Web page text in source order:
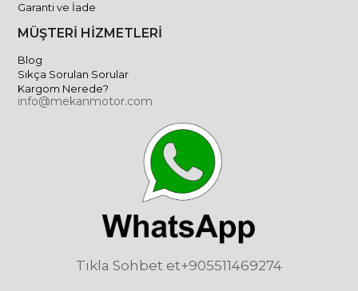
Garanti ve İade
MÜŞTERİ HİZMETLERİ
Blog
Sıkça Sorulan Sorular
Kargom Nerede?
info@mekanmotor.com
Tıkla Sohbet et+905511469274